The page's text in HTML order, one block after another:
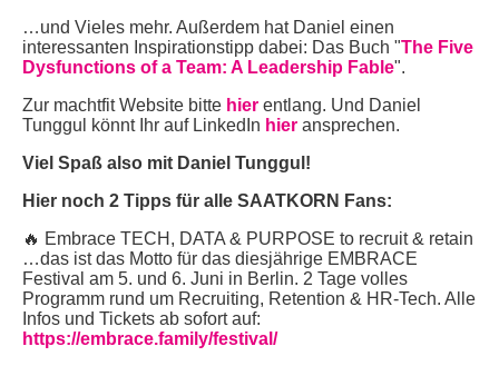
…und Vieles mehr. Außerdem hat Daniel einen
interessanten Inspirationstipp dabei: Das Buch "The Five
Dysfunctions of a Team: A Leadership Fable".
Zur machtfit Website bitte hier entlang. Und Daniel
Tunggul könnt Ihr auf LinkedIn hier ansprechen.
Viel Spaß also mit Daniel Tunggul!
Hier noch 2 Tipps für alle SAATKORN Fans:
🔥 Embrace TECH, DATA & PURPOSE to recruit & retain
…das ist das Motto für das diesjährige EMBRACE
Festival am 5. und 6. Juni in Berlin. 2 Tage volles
Programm rund um Recruiting, Retention & HR-Tech. Alle
Infos und Tickets ab sofort auf:
https://embrace.family/festival/